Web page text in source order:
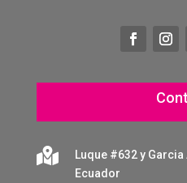

Luque #632 y
Ecuador